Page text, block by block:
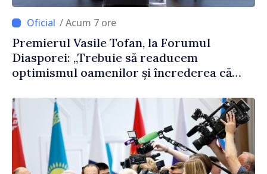
/ Acum 7 ore
Premierul Vasile Tofan, la Forumul
Diasporei: „Trebuie să readucem
optimismul oamenilor și încrederea că
corectă”